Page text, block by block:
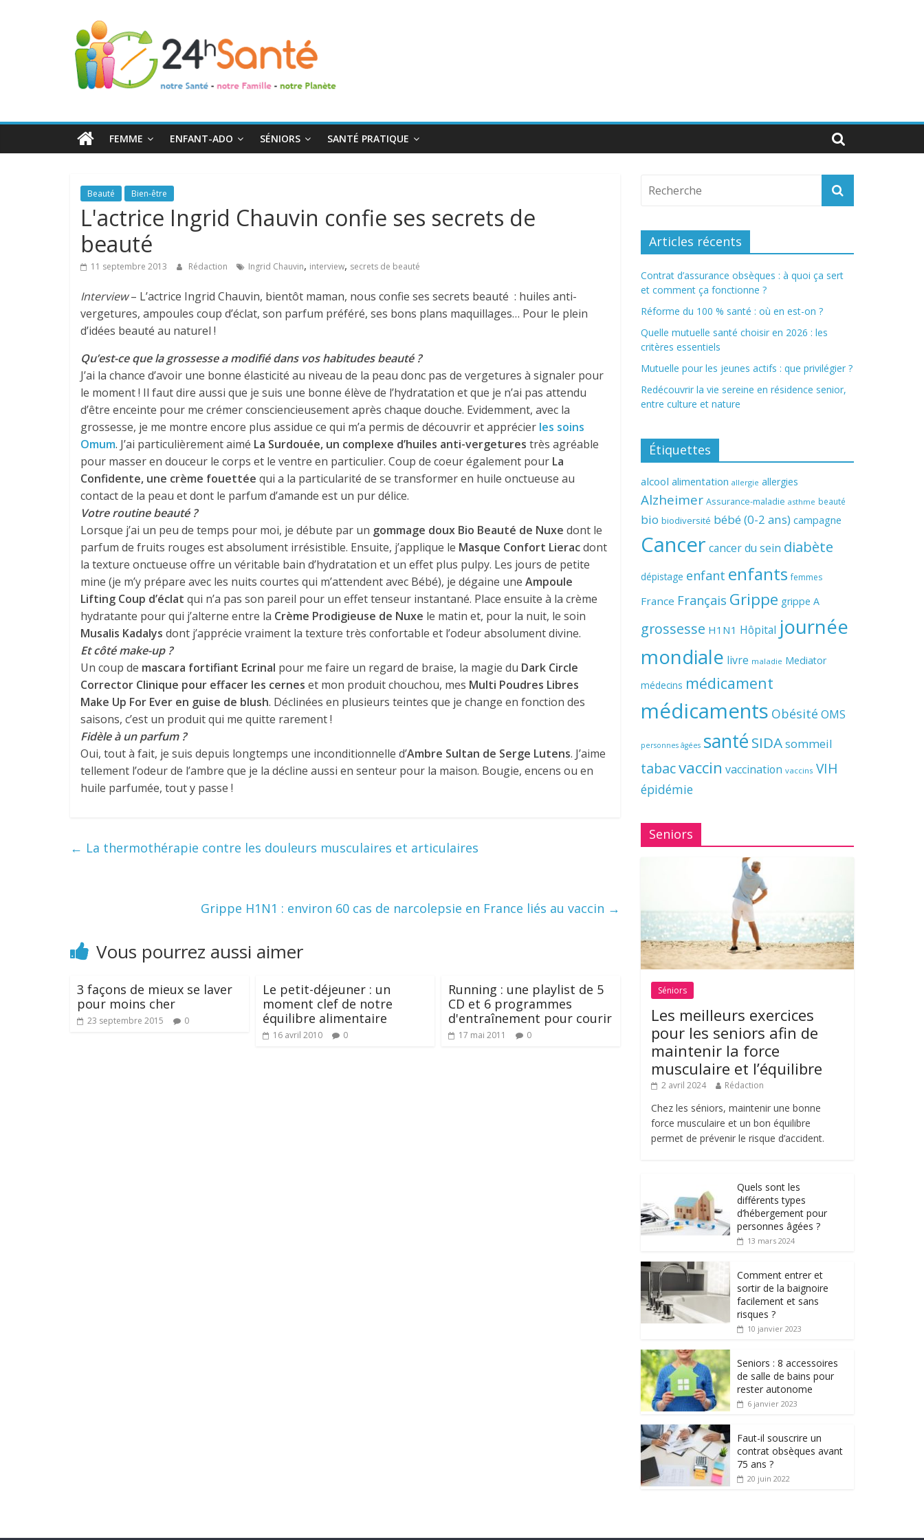
24h
Santé
toute
FEMME ENFANT-ADO SÉNIORS SANTÉ PRATIQUE
Beauté Bien-être
L'actrice Ingrid Chauvin confie ses secrets de
beauté
11 septembre 2013 Rédaction Ingrid Chauvin, interview, secrets de beauté
Interview– L’actrice Ingrid Chauvin, bientôt maman, nous confie ses secrets beauté : huiles anti-
vergetures, ampoules coup d’éclat, son parfum préféré, ses bons plans maquillages… Pour le plein
d’idées beauté au naturel !
Qu’est-ce que la grossesse a modifié dans vos habitudes beauté ?
J’ai la chance d’avoir une bonne élasticité au niveau de la peau donc pas de vergetures à signaler pour
le moment ! Il faut dire aussi que je suis une bonne élève de l’hydratation et que je n’ai pas attendu
d’être enceinte pour me crémer consciencieusement après chaque douche. Evidemment, avec la
grossesse, je me montre encore plus assidue ce qui m’a permis de découvrir et apprécier les soins
Omum. J’ai particulièrement aimé La Surdouée, un complexe d’huiles anti-vergetures très agréable
pour masser en douceur le corps et le ventre en particulier. Coup de coeur également pour La
Confidente, une crème fouettée qui a la particularité de se transformer en huile onctueuse au
contact de la peau et dont le parfum d’amande est un pur délice.
Votre routine beauté ?
Lorsque j’ai un peu de temps pour moi, je débute par un gommage doux Bio Beauté de Nuxe dont le
parfum de fruits rouges est absolument irrésistible. Ensuite, j’applique le Masque Confort Lieracdont
la texture onctueuse offre un véritable bain d’hydratation et un effet plus pulpy. Les jours de petite
mine (je m’y prépare avec les nuits courtes qui m’attendent avec Bébé), je dégaine une Ampoule
Lifting Coup d’éclat qui n’a pas son pareil pour un effet tenseur instantané. Place ensuite à la crème
hydratante pour qui j’alterne entre la Crème Prodigieuse de Nuxe le matin et, pour la nuit, le soin
Musalis Kadalys dont j’apprécie vraiment la texture très confortable et l’odeur absolument divine.
Et côté make-up ?
Un coup de mascara fortifiant Ecrinal pour me faire un regard de braise, la magie du Dark Circle
Corrector Clinique pour effacer les cernes et mon produit chouchou, mes Multi Poudres Libres
Make Up For Ever en guise de blush. Déclinées en plusieurs teintes que je change en fonction des
saisons, c’est un produit qui me quitte rarement !
Fidèle à un parfum ?
Oui, tout à fait, je suis depuis longtemps une inconditionnelle d’Ambre Sultan de Serge Lutens. J’aime
tellement l’odeur de l’ambre que je la décline aussi en senteur pour la maison. Bougie, encens ou en
huile parfumée, tout y passe !
← La thermothérapie contre les douleurs musculaires et articulaires
Grippe H1N1 : environ 60 cas de narcolepsie en France liés au vaccin →
Vous pourrez aussi aimer
3 façons de mieux se laver
pour moins cher
23 septembre 2015 0
Le petit-déjeuner : un
moment clef de notre
équilibre alimentaire
16 avril 2010 0
Running : une playlist de 5
CD et 6 programmes
d'entraînement pour courir
17 mai 2011 0
Articles récents
Contrat d’assurance obsèques : à quoi ça sert
et comment ça fonctionne ?
Réforme du 100 % santé : où en est-on ?
Quelle mutuelle santé choisir en 2026 : les
critères essentiels
Mutuelle pour les jeunes actifs : que privilégier ?
Redécouvrir la vie sereine en résidence senior,
entre culture et nature
Étiquettes
alcool alimentation allergie allergies
Alzheimer Assurance-maladie asthme beauté
bio biodiversité bébé (0-2 ans) campagne
Cancer cancer du sein diabète
dépistage enfant enfants femmes
France Français Grippe grippe A
grossesse H1N1 Hôpital journée
mondiale livre maladie Mediator
médecins médicament
médicaments Obésité OMS
personnes âgées santé SIDAsommeil
tabacvaccin vaccination vaccins VIH
épidémie
Seniors
Séniors
Les meilleurs exercices
pour les seniors afin de
maintenir la force
musculaire et l’équilibre
2 avril 2024 Rédaction
Chez les séniors, maintenir une bonne
force musculaire et un bon équilibre
permet de prévenir le risque d’accident.
Quels sont les
différents types
d’hébergement pour
personnes âgées ?
13 mars 2024
Comment entrer et
sortir de la baignoire
facilement et sans
risques ?
10 janvier 2023
Seniors : 8 accessoires
de salle de bains pour
rester autonome
6 janvier 2023
Faut-il souscrire un
contrat obsèques avant
75 ans ?
20 juin 2022